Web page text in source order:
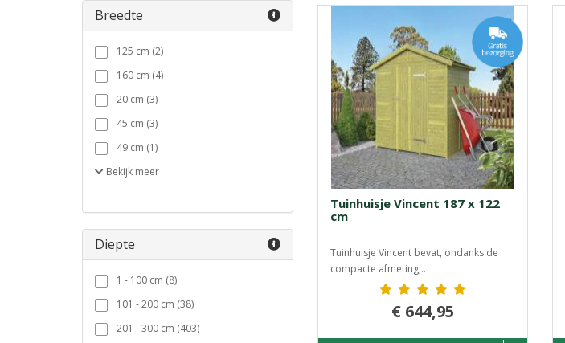
Breedte
125 cm (2)
160 cm (4)
20 cm (3)
45 cm (3)
49 cm (1)
Bekijk meer
Diepte
1 - 100 cm (8)
101 - 200 cm (38)
201 - 300 cm (403)
Tuinhuisje Vincent 187 x 122
cm
Tuinhuisje Vincent bevat, ondanks de
compacte afmeting,..
€ 644,95